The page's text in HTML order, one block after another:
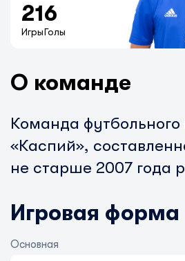
21
Игры
6
Голы
О команде
Команда футбольного
«Каспий»,
не старше 2007 года
Игровая форма
Основная